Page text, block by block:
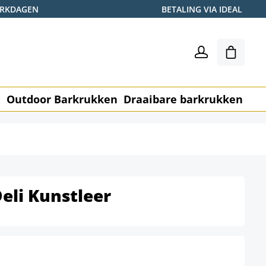
BETALING VIA IDEAL
Outdoor Barkrukken Draaibare barkrukken
Kunstleer